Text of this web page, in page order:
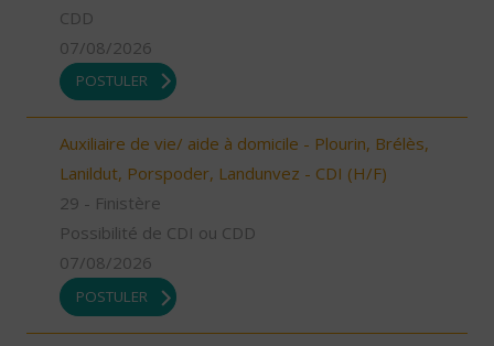
CDD
07/08/2026
POSTULER
Auxiliaire de vie/ aide à domicile - Plourin, Brélès,
Lanildut, Porspoder, Landunvez - CDI (H/F)
29 - Finistère
Possibilité de CDI ou CDD
07/08/2026
POSTULER